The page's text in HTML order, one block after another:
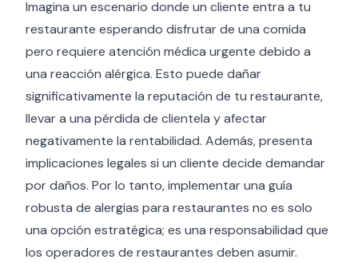
Imagina un escenario donde un cliente entra a tu
restaurante esperando disfrutar de una comida
pero requiere atención médica urgente debido a
una reacción alérgica. Esto puede dañar
significativamente la reputación de tu restaurante,
llevar a una pérdida de clientela y afectar
negativamente la rentabilidad. Además, presenta
implicaciones legales si un cliente decide demandar
por daños. Por lo tanto, implementar una guía
robusta de alergias para restaurantes no es solo
una opción estratégica; es una responsabilidad que
los operadores de restaurantes deben asumir.